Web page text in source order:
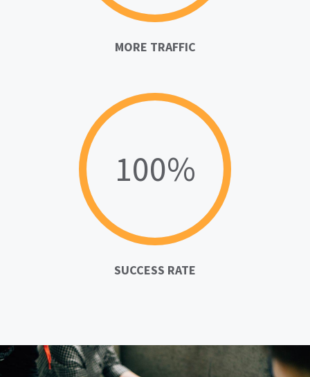
MORE TRAFFIC
100%
SUCCESS RATE